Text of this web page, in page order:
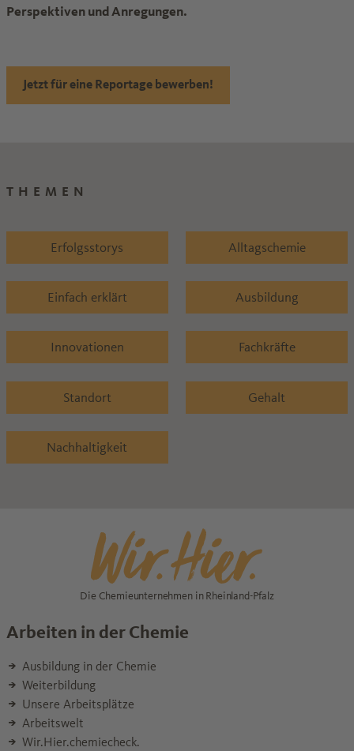
Perspektiven und Anregungen.
Jetzt für eine Reportage bewerben!
THEMEN
Erfolgsstorys Alltagschemie
Einfach erklärt Ausbildung
Innovationen Fachkräfte
Standort Gehalt
Nachhaltigkeit
Die Chemieunternehmen in Rheinland-Pfalz
Arbeiten in der Chemie
Ausbildung in der Chemie
Weiterbildung
Unsere Arbeitsplätze
Arbeitswelt
Wir.Hier.chemiecheck.